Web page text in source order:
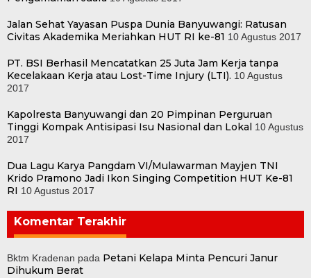
Jalan Sehat Yayasan Puspa Dunia Banyuwangi: Ratusan
Civitas Akademika Meriahkan HUT RI ke-81 10 Agustus 2017
PT. BSI Berhasil Mencatatkan 25 Juta Jam Kerja tanpa
Kecelakaan Kerja atau Lost-Time Injury (LTI). 10 Agustus
2017
Kapolresta Banyuwangi dan 20 Pimpinan Perguruan
Tinggi Kompak Antisipasi Isu Nasional dan Lokal
10 Agustus
2017
Dua Lagu Karya Pangdam VI/Mulawarman Mayjen TNI
Krido Pramono Jadi Ikon Singing Competition HUT Ke-81
RI 10 Agustus 2017
Komentar Terakhir
Bktm Kradenan pada Petani Kelapa Minta Pencuri Janur
Dihukum Berat